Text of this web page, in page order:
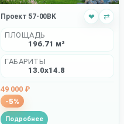
Проект 57-00BK ❤ ⇄
ПЛОЩАДЬ
196.71 м²
ГАБАРИТЫ
13.0x14.8
49 000 ₽
-5%
Подробнее